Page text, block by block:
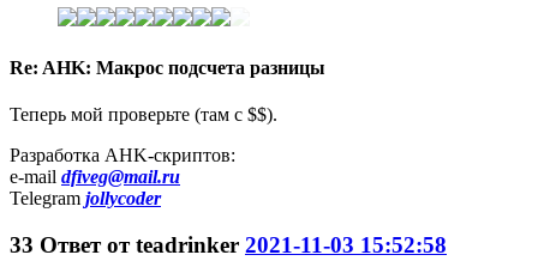
Re: AHK: Макрос подсчета разницы
Теперь мой проверьте (там с $$).
Разработка AHK-скриптов:
e-mail dfiveg@mail.ru
Telegram jollycoder
33 Ответ отteadrinker 2021-11-03 15:52:58